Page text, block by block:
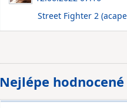
Street Fighter 2
Nejlépe